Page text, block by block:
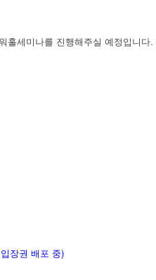
세미나를 진행해주실 예정입니다
장권 배포 중)